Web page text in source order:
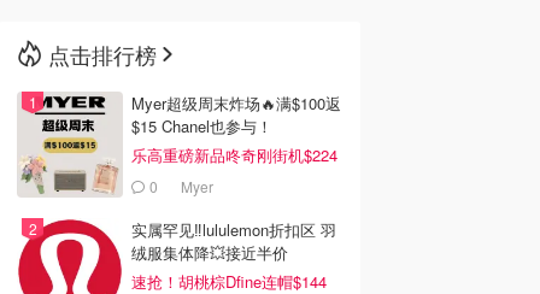
点击排行榜
Myer超级周末炸场🔥满$100返
$15 Chanel也参与！
乐高重磅新品咚奇刚街机$224
0 Myer
实属罕见‼️lululemon折扣区 羽
绒服集体降💥接近半价
速抢！胡桃棕Dfine连帽$144